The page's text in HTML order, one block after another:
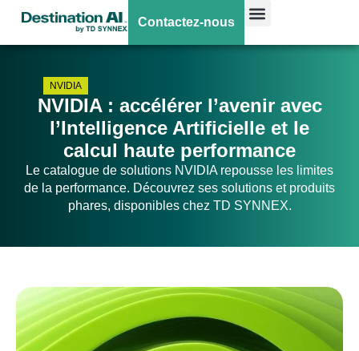
Contactez-nous
NVIDIA
NVIDIA : accélérer l’avenir avec
l’Intelligence Artificielle et le
calcul haute performance
Le catalogue de solutions NVIDIA repousse les limites
de la performance. Découvrez ses solutions et produits
phares, disponibles chez TD SYNNEX.